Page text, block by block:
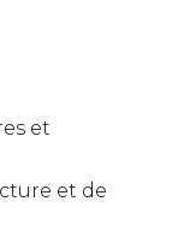
et
et de